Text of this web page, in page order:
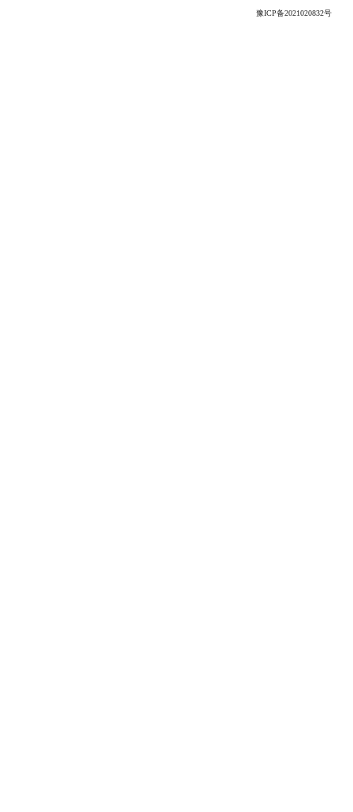
豫ICP备2021020832号